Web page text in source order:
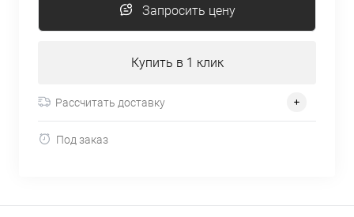
Запросить цену
Купить в 1 клик
Рассчитать доставку
Под заказ